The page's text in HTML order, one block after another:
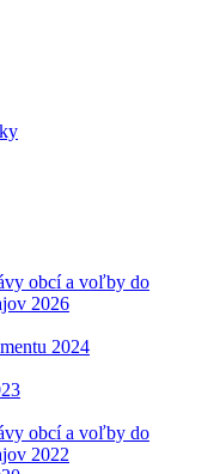
obcí a voľby do
2026
2024
obcí a voľby do
2022